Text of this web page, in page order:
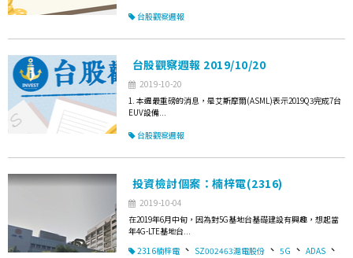
台股觀察週報
台股觀察週報 2019/10/20
2019-10-20
1. 本週最重磅的消息，是艾斯摩爾(ASML)表示2019Q3完成7台
EUV設備...
台股觀察週報
投資檢討個案：楠梓電(2316)
2019-10-04
在2019年6月中旬，因為對5G基地台基礎建設有興趣，想起當
年4G-LTE基地台...
2316楠梓電 、 SZ002463滬電股份 、 5G 、 ADAS 、